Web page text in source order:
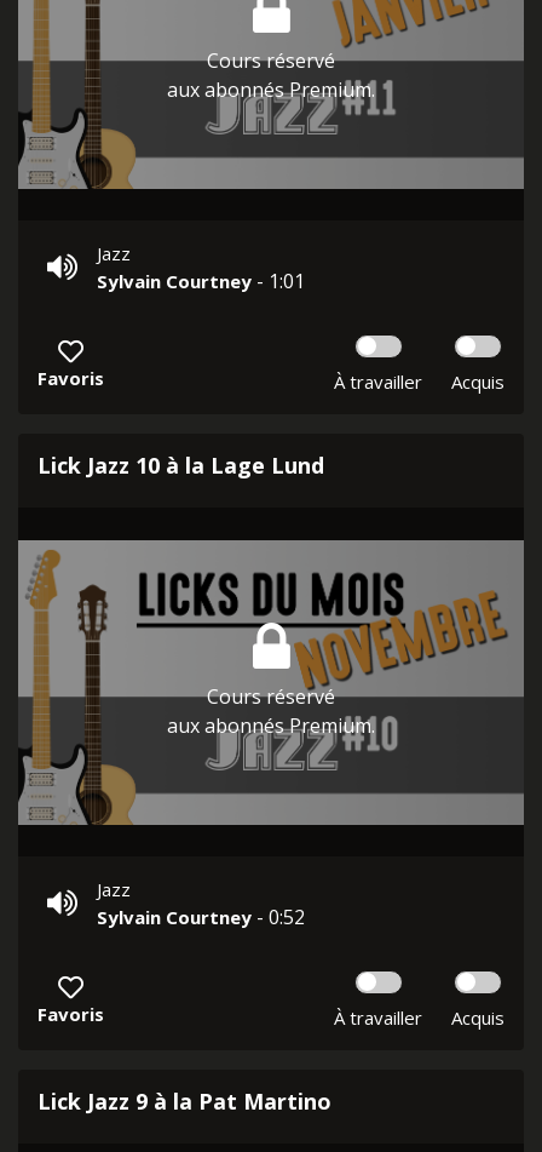
Cours réservé
aux abonnés Premium.
Jazz
Sylvain Courtney - 1:01
Favoris À travailler Acquis
Lick Jazz 10 à la Lage Lund
Cours réservé
aux abonnés Premium.
Jazz
Sylvain Courtney - 0:52
Favoris À travailler Acquis
Lick Jazz 9 à la Pat Martino